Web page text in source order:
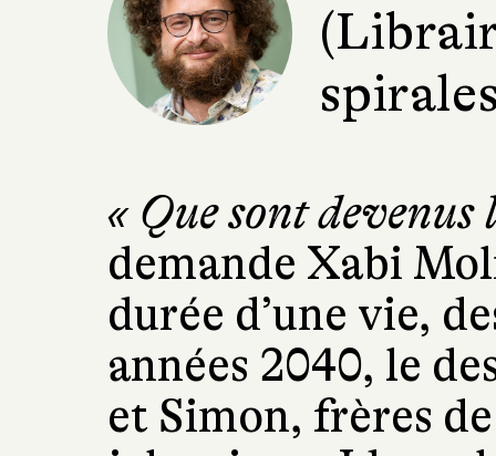
« Que sont devenus
demande Xabi
durée d’une vie,
années 2040, le
et Simon, frères